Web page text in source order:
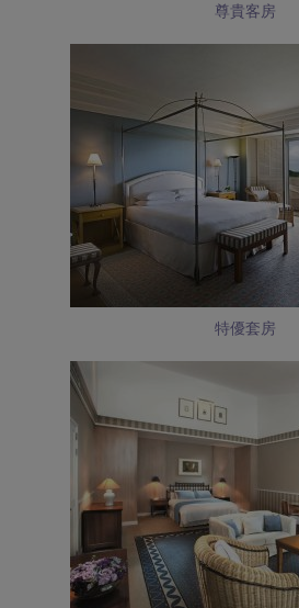
尊貴客房
特優套房